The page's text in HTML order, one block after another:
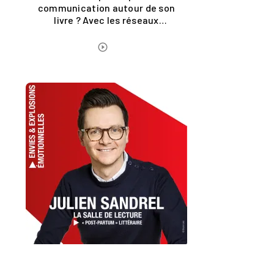
communication autour de son
livre ? Avec les réseaux
révéler ? Quelle proximité
play_circle_outline